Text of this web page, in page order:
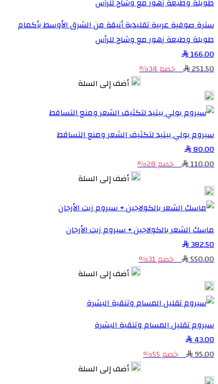
سترة صوفية عربية تقليدية أنيقة من الشرق الأوسط بأكمام
طويلة وطبعة زهور مع وشاح للرأس
166.00
251.50
خصم 34%
أضف إلى السلة
سيروم بولي ببتيد لتكثيف الشعر ومنع التساقط
80.00
110.00
خصم 28%
أضف إلى السلة
ماسك الشعر بالكولاجين + سيروم زيت الأرجان
382.50
550.00
خصم 31%
أضف إلى السلة
سيروم تقليل المسام وتنقية البشرة
43.00
95.00
خصم 55%
أضف إلى السلة